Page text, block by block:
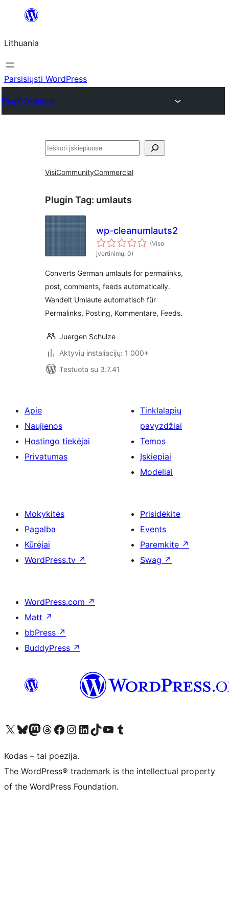
turinio
Lithuania
Parsisiųsti WordPress
Plugin Directory
Paieška
VisiCommunityCommercial
Plugin Tag: umlauts
wp-cleanumlauts2
(Viso
įvertinimų: 0)
Converts German umlauts for permalinks,
post, comments, feeds automatically.
Wandelt Umlaute automatisch für
Permalinks, Posting, Kommentare, Feeds.
Juergen Schulze
Aktyvių instaliacijų: 1 000+
Testuota su 3.7.41
Apie
Naujienos
Hostingo tiekėjai
Privatumas
Tinklalapių
pavyzdžiai
Temos
Įskiepiai
Modeliai
Mokykitės
Pagalba
Kūrėjai
WordPress.tv ↗
Prisidėkite
Events
Paremkite ↗
Swag ↗
WordPress.com ↗
Matt ↗
bbPress ↗
BuddyPress ↗
Visit our X (formerly Twitter) account
Apsilankykite mūsų Bluesky paskyroje
Visit our Mastodon account
Apsilankykite mūsų Threads paskyroje
Visit our Facebook page
Visit our Instagram account
Visit our LinkedIn account
Apsilankykite mūsų TikTok paskyroje
Visit our YouTube channel
Apsilankykite mūsų Tumblr paskyroje
Kodas – tai poezija.
The WordPress® trademark is the intellectual property
of the WordPress Foundation.